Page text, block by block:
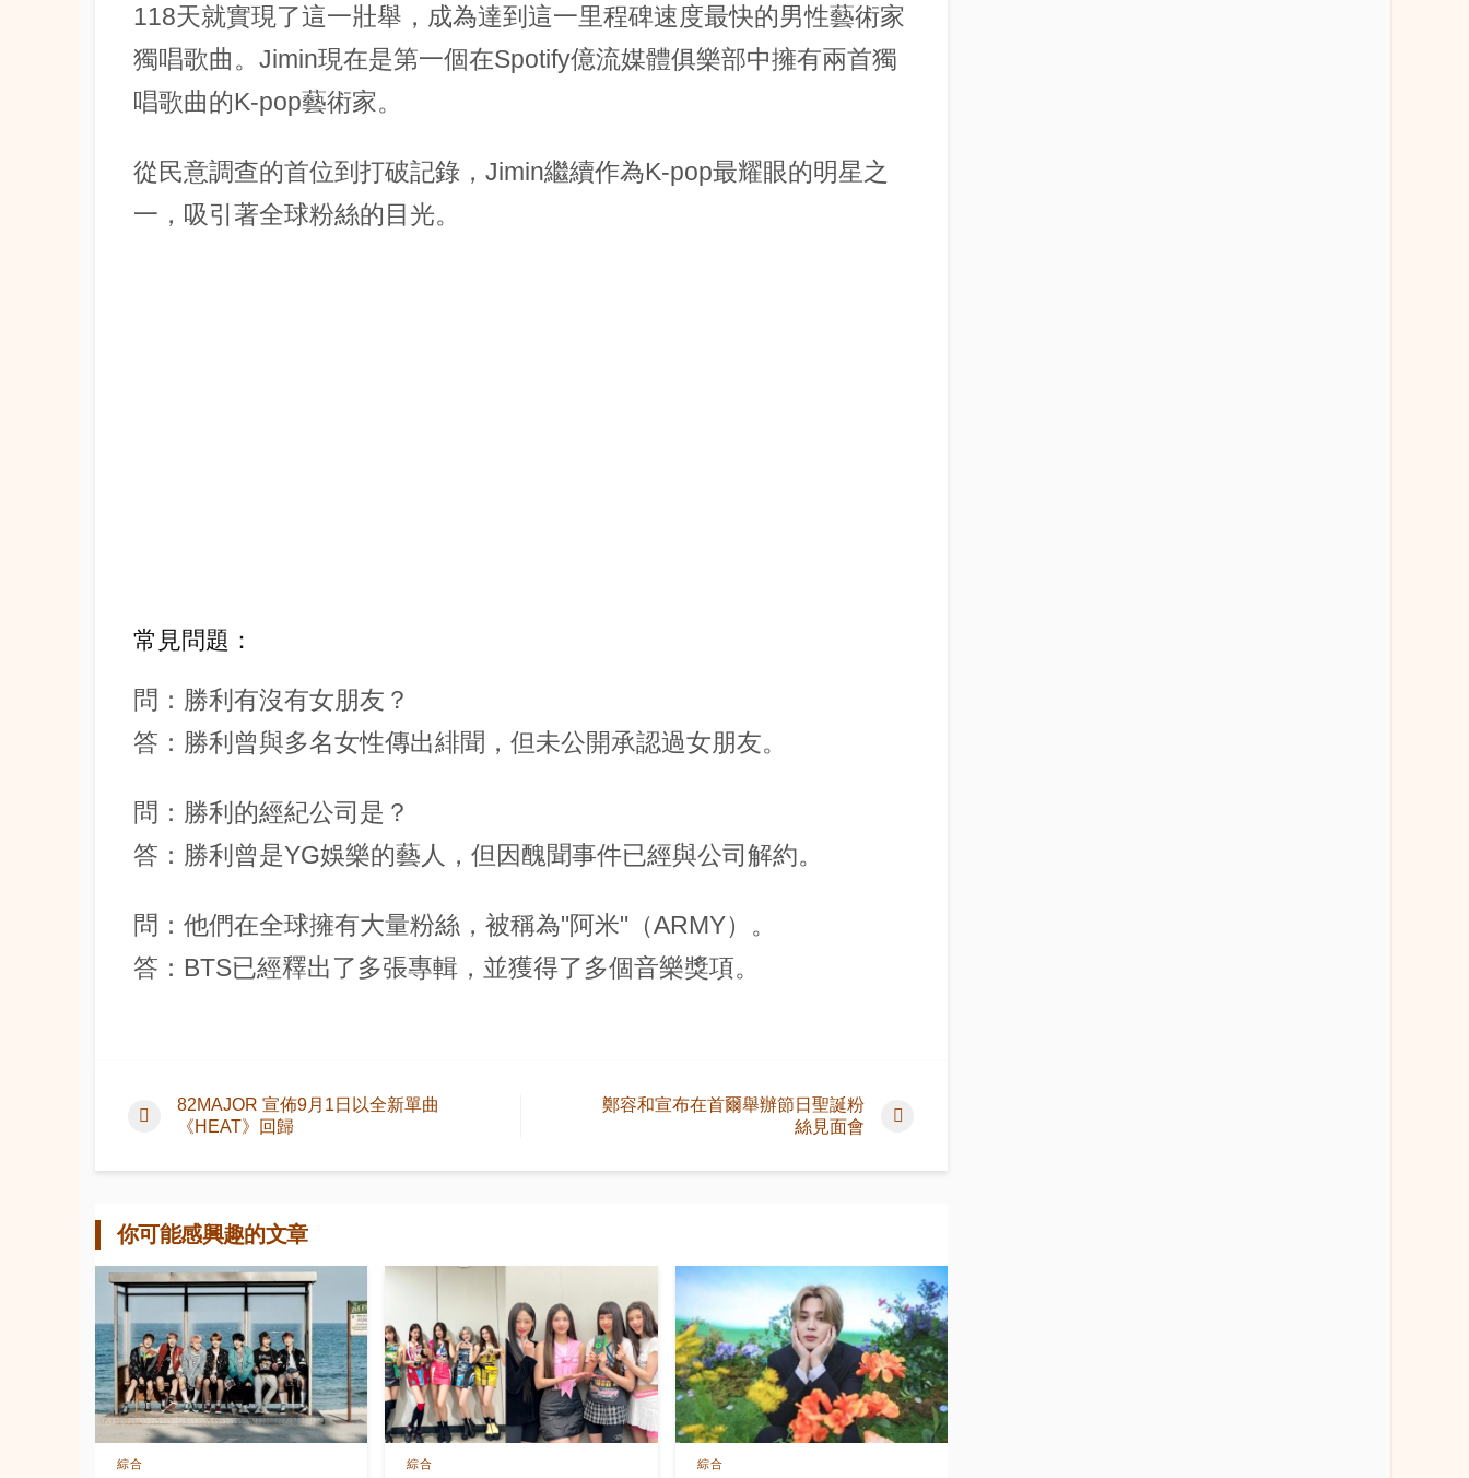
118天就實現了這一壯舉，成為達到這一里程碑速度最快的男性藝術家
獨唱歌曲。Jimin現在是第一個在Spotify億流媒體俱樂部中擁有兩首獨
唱歌曲的K-pop藝術家。
從民意調查的首位到打破記錄，Jimin繼續作為K-pop最耀眼的明星之
一，吸引著全球粉絲的目光。
常見問題：
問：勝利有沒有女朋友？
答：勝利曾與多名女性傳出緋聞，但未公開承認過女朋友。
問：勝利的經紀公司是？
答：勝利曾是YG娛樂的藝人，但因醜聞事件已經與公司解約。
問：他們在全球擁有大量粉絲，被稱為"阿米"（ARMY）。
答：BTS已經釋出了多張專輯，並獲得了多個音樂獎項。
82MAJOR 宣佈9月1日以全新單曲
《HEAT》回歸
鄭容和宣布在首爾舉辦節日聖誕粉
絲見面會
你可能感興趣的文章
綜合 綜合 綜合